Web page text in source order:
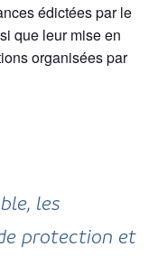
édictées par le
que leur mise en
organisées par
les
protection et